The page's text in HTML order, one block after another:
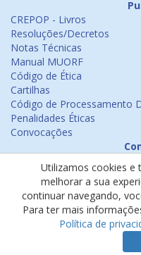
CREPOP - Livros
Resoluções/Decretos
Notas Técnicas
Manual MUORF
Código de Ética
Cartilhas
Código de Processamento
Penalidades Éticas
Convocações
Emissão de Certificados
Psicologia na Mídia
Ouvidoria
Política de cookies
Política de privacidade
Utilizamos cookies e
melhorar a sua
continuar navegando,
Para ter mais
Política de